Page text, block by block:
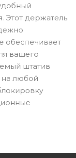
Этот держатель
обеспечивает
вашего
штатив
на любой